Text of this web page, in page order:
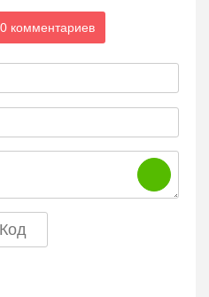
комментариев